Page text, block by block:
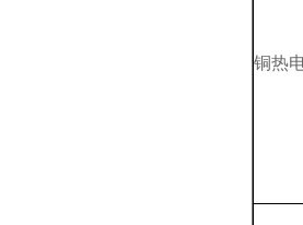
铜热